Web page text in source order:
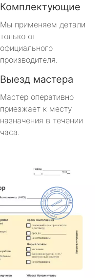
Комплектующие
Мы применяем детали
только от
официального
производителя.
Выезд мастера
Мастер оперативно
приезжает к месту
назначения в течении
часа.